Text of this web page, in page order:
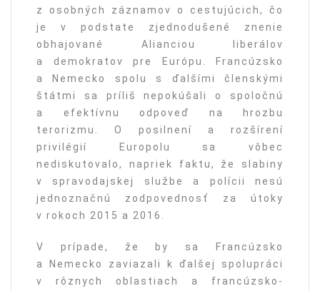
z osobných záznamov o cestujúcich, čo
je v podstate zjednodušené znenie
obhajované Alianciou liberálov
a demokratov pre Európu. Francúzsko
a Nemecko spolu s ďalšími členskými
štátmi sa príliš nepokúšali o spoločnú
a efektívnu odpoveď na hrozbu
terorizmu. O posilnení a rozšírení
privilégií Europolu sa vôbec
nediskutovalo, napriek faktu, že slabiny
v spravodajskej službe a polícii nesú
jednoznačnú zodpovednosť za útoky
v rokoch 2015 a 2016.
V prípade, že by sa Francúzsko
a Nemecko zaviazali k ďalšej spolupráci
v rôznych oblastiach a francúzsko-